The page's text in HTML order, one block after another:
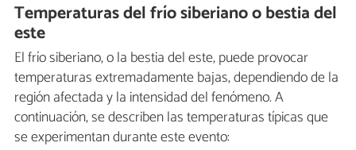
Temperaturas del frío siberiano o bestia del
este
El frío siberiano, o la bestia del este, puede provocar
temperaturas extremadamente bajas, dependiendo de la
región afectada y la intensidad del fenómeno. A
continuación, se describen las temperaturas típicas que
se experimentan durante este evento: